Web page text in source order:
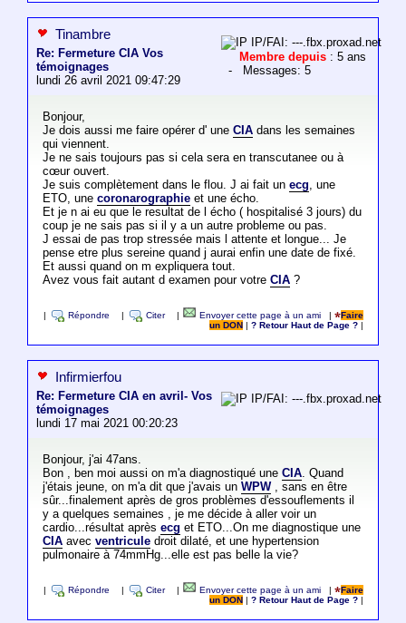
Tinambre
Re: Fermeture CIA Vos
témoignages
lundi 26 avril 2021 09:47:29
IP/FAI: ---.fbx.proxad.net
Membre depuis : 5 ans
- Messages: 5
Bonjour,
Je dois aussi me faire opérer d' une CIAdans les semaines
qui viennent.
Je ne sais toujours pas si cela sera en transcutanee ou à
cœur ouvert.
Je suis complètement dans le flou. J ai fait un ecg, une
ETO, une coronarographieet une écho.
Et je n ai eu que le resultat de l écho ( hospitalisé 3 jours) du
coup je ne sais pas si il y a un autre probleme ou pas.
J essai de pas trop stressée mais l attente et longue... Je
pense etre plus sereine quand j aurai enfin une date de fixé.
Et aussi quand on m expliquera tout.
Avez vous fait autant d examen pour votre CIA?
Répondre Citer Envoyer cette page à un ami |
Faire
un DON
|? Retour Haut de Page ?
Infirmierfou
Re: Fermeture CIA en avril- Vos
témoignages
lundi 17 mai 2021 00:20:23
IP/FAI: ---.fbx.proxad.net
Bonjour, j'ai 47ans.
Bon , ben moi aussi on m'a diagnostiqué une CIA. Quand
j'étais jeune, on m'a dit que j'avais un WPW, sans en être
sûr...finalement après de gros problèmes d'essouflements il
y a quelques semaines , je me décide à aller voir un
cardio...résultat après ecg et ETO...On me diagnostique une
CIAavec ventriculedroit dilaté, et une hypertension
pulmonaire à 74mmHg...elle est pas belle la vie?
Répondre Citer Envoyer cette page à un ami |
Faire
un DON
|? Retour Haut de Page ?